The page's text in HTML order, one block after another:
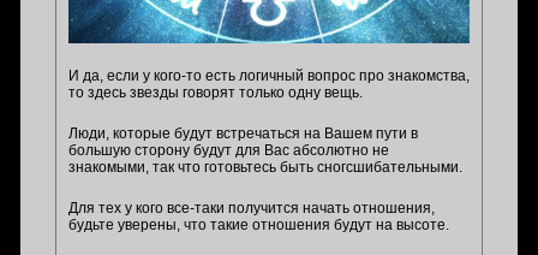
И да, если у кого-то есть логичный вопрос про знакомства,
то здесь звезды говорят только одну вещь.
Люди, которые будут встречаться на Вашем пути в
большую сторону будут для Вас абсолютно не
знакомыми, так что готовьтесь быть сногсшибательными.
Для тех у кого все-таки получится начать отношения,
будьте уверены, что такие отношения будут на высоте.